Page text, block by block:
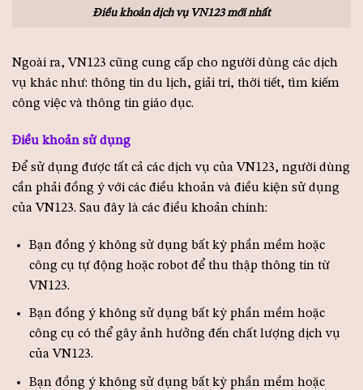
Điều khoản dịch vụ VN123 mới nhất
Ngoài ra, VN123 cũng cung cấp cho người dùng các dịch
vụ khác như: thông tin du lịch, giải trí, thời tiết, tìm kiếm
công việc và thông tin giáo dục.
Điều khoản sử dụng
Để sử dụng được tất cả các dịch vụ của VN123, người dùng
cần phải đồng ý với các điều khoản và điều kiện sử dụng
của VN123. Sau đây là các điều khoản chính:
Bạn đồng ý không sử dụng bất kỳ phần mềm hoặc
công cụ tự động hoặc robot để thu thập thông tin từ
VN123.
Bạn đồng ý không sử dụng bất kỳ phần mềm hoặc
công cụ có thể gây ảnh hưởng đến chất lượng dịch vụ
của VN123.
Bạn đồng ý không sử dụng bất kỳ phần mềm hoặc